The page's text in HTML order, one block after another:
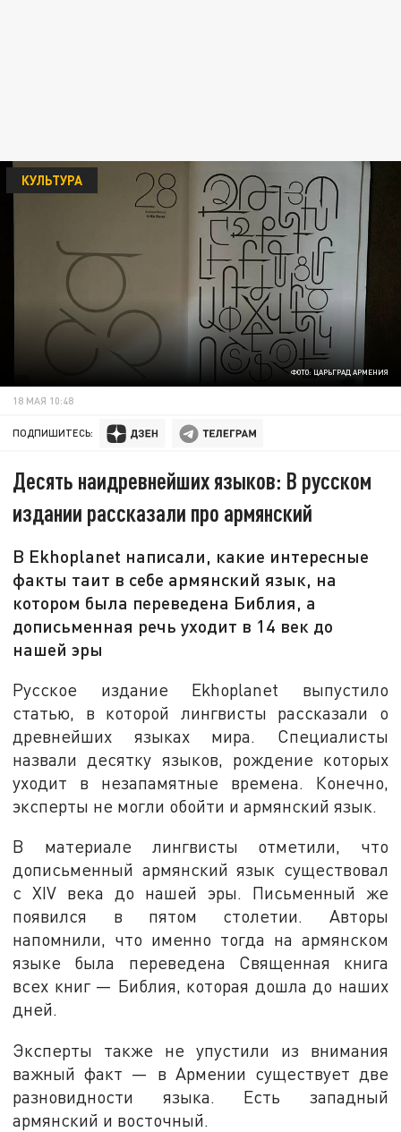
ФОТО: ЦАРЬГРАД АРМЕНИЯ
КУЛЬТУРА
18 МАЯ 10:48
ПОДПИШИТЕСЬ:
Десять наидревнейших языков: В русском
издании рассказали про армянский
В Ekhoplanet написали, какие интересные
факты таит в себе армянский язык, на
котором была переведена Библия, а
дописьменная речь уходит в 14 век до
нашей эры
Русское издание Ekhoplanet выпустило
статью, в которой лингвисты рассказали о
древнейших языках мира. Специалисты
назвали десятку языков, рождение которых
уходит в незапамятные времена. Конечно,
эксперты не могли обойти и армянский язык.
В материале лингвисты отметили, что
дописьменный армянский язык существовал
с XIV века до нашей эры. Письменный же
появился в пятом столетии. Авторы
напомнили, что именно тогда на армянском
языке была переведена Священная книга
всех книг — Библия, которая дошла до наших
дней.
Эксперты также не упустили из внимания
важный факт — в Армении существует две
разновидности языка. Есть западный
армянский и восточный.